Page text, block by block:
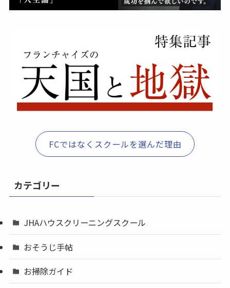
FCではなくスクールを選んだ理由
カテゴリー
JHAハウスクリーニングスクール
おそうじ手帖
お掃除ガイド